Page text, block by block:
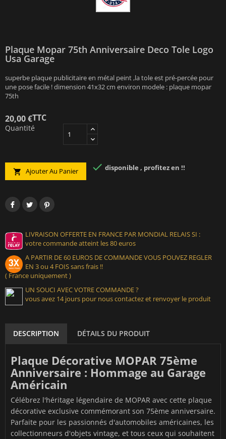
Plaque Mopar 75th Anniversaire Deco Tole Logo
Usa Garage
superbe plaque publicitaire en métal peint ,la tole est pré-percée pour
une pose facile ! dimension 41x32 cm environ modele : plaque mopar
75th
20,00 €TTC
Quantité
 Ajouter Au Panier  disponible , profitez en !!
LIVRAISON OFFERTE EN FRANCE PAR MONDIAL RELAIS SI :
votre commande atteint les 80 euros
A PARTIR DE 60 EUROS DE COMMANDE VOUS POUVEZ REGLER
EN 3 ou 4 FOIS sans frais !!
( France uniquement )
UN SOUCI AVEC VOTRE COMMANDE ?
vous avez 14 jours pour nous contactez et renvoyer le produit
DESCRIPTION DÉTAILS DU PRODUIT
Plaque Décorative MOPAR 75ème
Anniversaire : Hommage au Garage
Américain
Célébrez l'héritage légendaire de MOPAR avec cette plaque
décorative exclusive commémorant son 75ème anniversaire.
Parfaite pour les passionnés d'automobiles américaines, les
collectionneurs d'objets vintage, et tous ceux qui souhaitent